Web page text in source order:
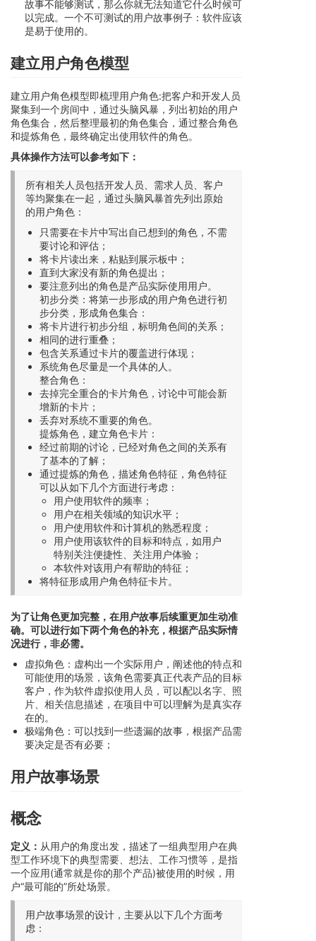
故事不能够测试，那么你就无法知道它什么时候可
以完成。一个不可测试的用户故事例子：软件应该
是易于使用的。
建立用户角色模型
建立用户角色模型即梳理用户角色:把客户和开发人员
聚集到一个房间中，通过头脑风暴，列出初始的用户
角色集合，然后整理最初的角色集合，通过整合角色
和提炼角色，最终确定出使用软件的角色。
具体操作方法可以参考如下：
所有相关人员包括开发人员、需求人员、客户
等均聚集在一起，通过头脑风暴首先列出原始
的用户角色：
只需要在卡片中写出自己想到的角色，不需
要讨论和评估；
将卡片读出来，粘贴到展示板中；
直到大家没有新的角色提出；
要注意列出的角色是产品实际使用用户。
初步分类：将第一步形成的用户角色进行初
步分类，形成角色集合：
将卡片进行初步分组，标明角色间的关系；
相同的进行重叠；
包含关系通过卡片的覆盖进行体现；
系统角色尽量是一个具体的人。
整合角色：
去掉完全重合的卡片角色，讨论中可能会新
增新的卡片；
丢弃对系统不重要的角色。
提炼角色，建立角色卡片：
经过前期的讨论，已经对角色之间的关系有
了基本的了解；
通过提炼的角色，描述角色特征，角色特征
可以从如下几个方面进行考虑：
用户使用软件的频率；
用户在相关领域的知识水平；
用户使用软件和计算机的熟悉程度；
用户使用该软件的目标和特点，如用户
特别关注便捷性、关注用户体验；
本软件对该用户有帮助的特征；
将特征形成用户角色特征卡片。
为了让角色更加完整，在用户故事后续重更加生动准
确。可以进行如下两个角色的补充，根据产品实际情
况进行，非必需。
虚拟角色：虚构出一个实际用户，阐述他的特点和
可能使用的场景，该角色需要真正代表产品的目标
客户，作为软件虚拟使用人员，可以配以名字、照
片、相关信息描述，在项目中可以理解为是真实存
在的。
极端角色：可以找到一些遗漏的故事，根据产品需
要决定是否有必要；
用户故事场景
概念
定义： 从用户的角度出发，描述了一组典型用户在典
型工作环境下的典型需要、想法、工作习惯等，是指
一个应用(通常就是你的那个产品)被使用的时候，用
户“最可能的”所处场景。
用户故事场景的设计，主要从以下几个方面考
虑：